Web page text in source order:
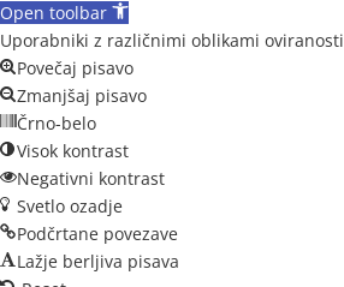
Open toolbar
Uporabniki z različnimi oblikami oviranosti
Povečaj pisavo
Zmanjšaj pisavo
Črno-belo
Visok kontrast
Negativni kontrast
Svetlo ozadje
Podčrtane povezave
Lažje berljiva pisava